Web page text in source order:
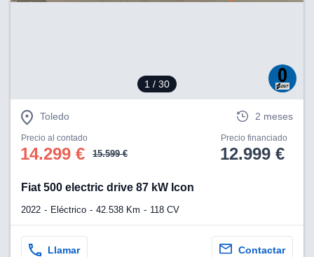
1 / 30
Toledo 2 meses
Precio al contado
14.299 € 15.599 €
Precio financiado
12.999 €
Fiat 500 electric drive 87 kW Icon
2022 Eléctrico 42.538 Km 118 CV
Llamar Contactar